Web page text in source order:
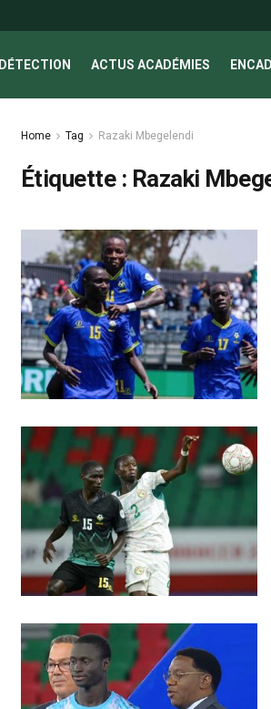
DÉTECTION ACTUS ACADÉMIES
Home Tag Razaki Mbegelendi
Étiquette : Razaki